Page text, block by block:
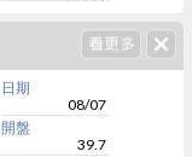
日期
08/07
開盤
39.7